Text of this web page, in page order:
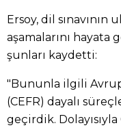
Ersoy, dil
aşamalarını
şunları kaydetti:
"Bununla ilgili
(CEFR) dayalı
geçirdik.